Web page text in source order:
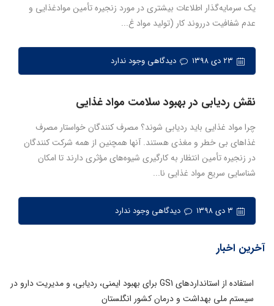
یک سرمایه‌گذار اطلاعات بیشتری در مورد زنجیره تأمین موادغذایی و
عدم شفافیت درروند کار (تولید مواد غ...
دیدگاهی وجود ندارد
نقش ردیابی در بهبود سلامت مواد غذایی
چرا مواد غذایی باید ردیابی شوند؟ مصرف کنندگان خواستار مصرف
غذاهای بی خطر و مغذی هستند. آنها همچنین از همه شرکت کنندگان
در زنجیره تأمین انتظار به کارگیری شیوه‌های مؤثری دارند تا امکان
شناسایی سریع مواد غذایی نا...
دیدگاهی وجود ندارد
آخرین اخبار
استفاده از استانداردهای GS1 برای بهبود ایمنی، ردیابی، و مدیریت دارو در
سیستم ملی بهداشت و درمان کشور انگلستان